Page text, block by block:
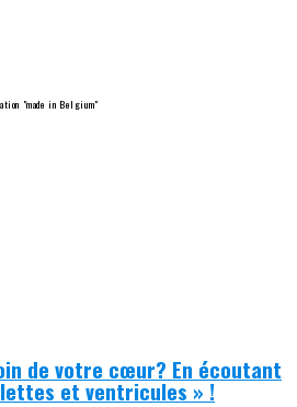
"made in Belgium"
de votre cœur? En écoutant
et ventricules » !